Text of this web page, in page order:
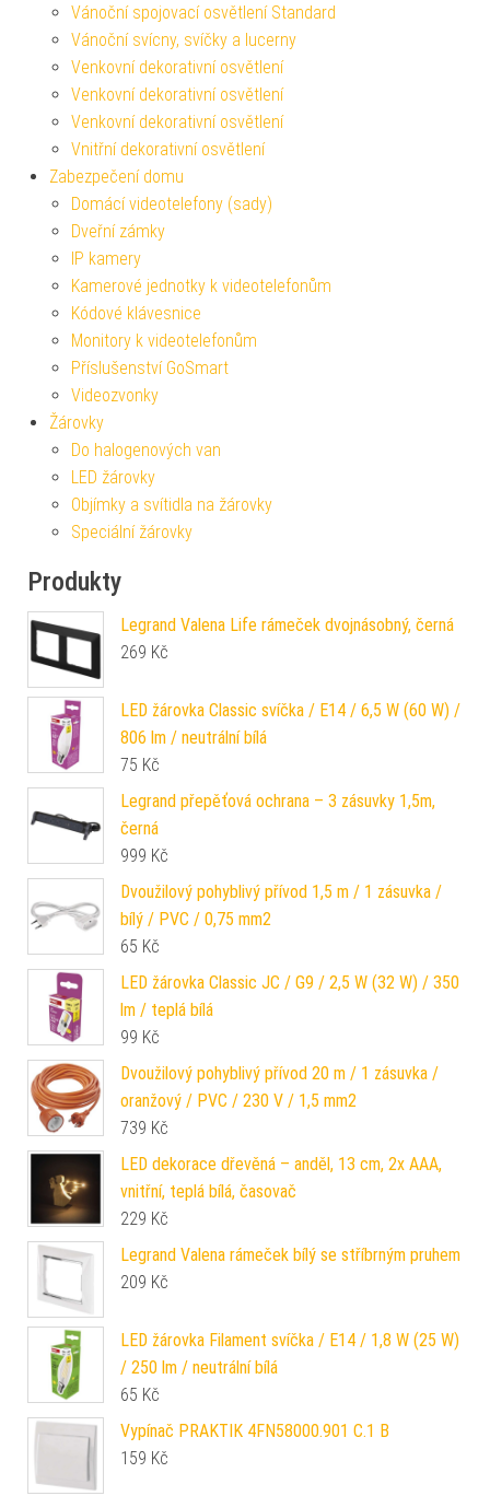
Vánoční spojovací osvětlení Standard
Vánoční svícny, svíčky a lucerny
Venkovní dekorativní osvětlení
Venkovní dekorativní osvětlení
Venkovní dekorativní osvětlení
Vnitřní dekorativní osvětlení
Zabezpečení domu
Domácí videotelefony (sady)
Dveřní zámky
IP kamery
Kamerové jednotky k videotelefonům
Kódové klávesnice
Monitory k videotelefonům
Příslušenství GoSmart
Videozvonky
Žárovky
Do halogenových van
LED žárovky
Objímky a svítidla na žárovky
Speciální žárovky
Produkty
Legrand Valena Life rámeček dvojnásobný, černá
269 Kč
LED žárovka Classic svíčka / E14 / 6,5 W (60 W) /
806 lm / neutrální bílá
75 Kč
Legrand přepěťová ochrana – 3 zásuvky 1,5m,
černá
999 Kč
Dvoužilový pohyblivý přívod 1,5 m / 1 zásuvka /
bílý / PVC / 0,75 mm2
65 Kč
LED žárovka Classic JC / G9 / 2,5 W (32 W) / 350
lm / teplá bílá
99 Kč
Dvoužilový pohyblivý přívod 20 m / 1 zásuvka /
oranžový / PVC / 230 V / 1,5 mm2
739 Kč
LED dekorace dřevěná – anděl, 13 cm, 2x AAA,
vnitřní, teplá bílá, časovač
229 Kč
Legrand Valena rámeček bílý se stříbrným pruhem
209 Kč
LED žárovka Filament svíčka / E14 / 1,8 W (25 W)
/ 250 lm / neutrální bílá
65 Kč
Vypínač PRAKTIK 4FN58000.901 C.1 B
159 Kč